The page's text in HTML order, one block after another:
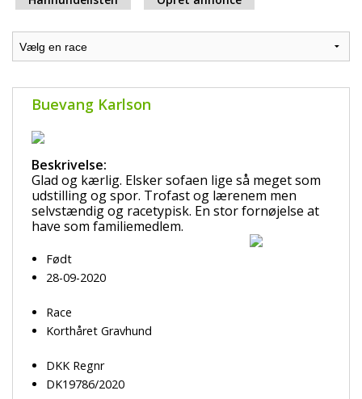
Buevang Karlson
Beskrivelse:
Glad og kærlig. Elsker sofaen lige så meget som
udstilling og spor. Trofast og lærenem men
selvstændig og racetypisk. En stor fornøjelse at
have som familiemedlem.
Født
28-09-2020
Race
Korthåret Gravhund
DKK Regnr
DK19786/2020